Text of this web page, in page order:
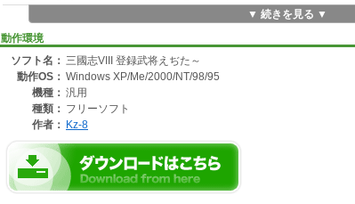
▼ 続きを見る ▼
動作環境
ソフト名： 三國志VIII 登録武将えぢた～
動作OS： Windows XP/Me/2000/NT/98/95
機種： 汎用
種類： フリーソフト
作者： Kz-8